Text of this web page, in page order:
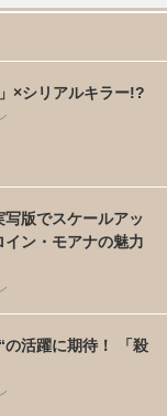
×シリアルキラー!?
写版でスケールアッ
ン・モアナの魅力
の活躍に期待！ 「殺